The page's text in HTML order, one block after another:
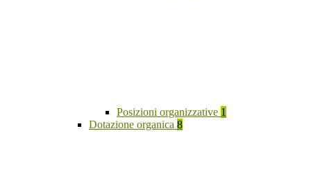
Posizioni organizzative 1
Dotazione organica 8